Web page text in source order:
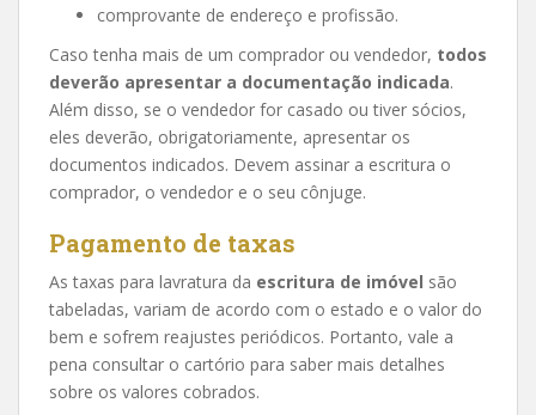
comprovante de endereço e profissão.
Caso tenha mais de um comprador ou vendedor, todos
deverão apresentar a documentação indicada.
Além disso, se o vendedor for casado ou tiver sócios,
eles deverão, obrigatoriamente, apresentar os
documentos indicados. Devem assinar a escritura o
comprador, o vendedor e o seu cônjuge.
Pagamento de taxas
As taxas para lavratura da escritura de imóvel são
tabeladas, variam de acordo com o estado e o valor do
bem e sofrem reajustes periódicos. Portanto, vale a
pena consultar o cartório para saber mais detalhes
sobre os valores cobrados.